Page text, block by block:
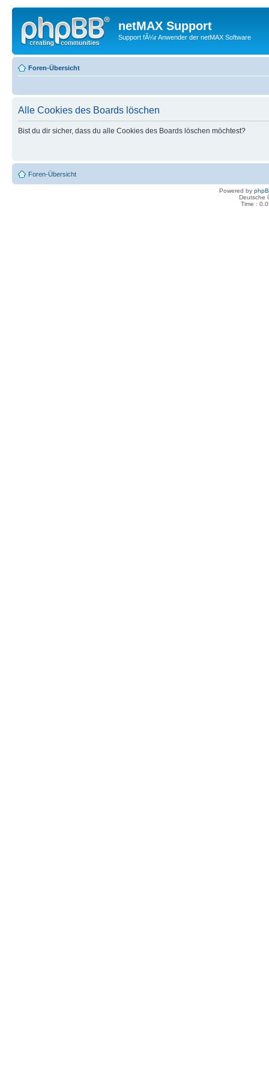
netMAX Support
Support fÃ¼r Anwender der netMAX Software
Foren-Übersicht
Alle Cookies des Boards löschen
Bist du dir sicher, dass du alle Cookies des Boards löschen möchtest?
Foren-Übersicht
Powered by
Deutsche
Time :